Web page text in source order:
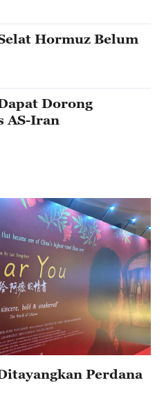
Hormuz Belum
Dorong
AS-Iran
Perdana